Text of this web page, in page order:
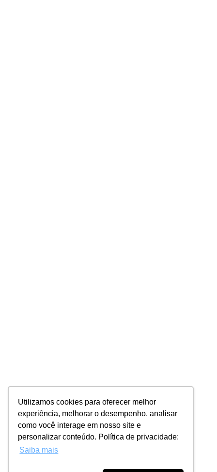
Utilizamos cookies para oferecer melhor
experiência, melhorar o desempenho, analisar
como você interage em nosso site e
personalizar conteúdo. Política de privacidade:
Saiba mais